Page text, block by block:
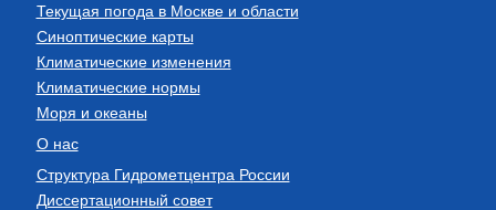
Текущая погода в Москве и области
Синоптические карты
Климатические изменения
Климатические нормы
Моря и океаны
О нас
Структура Гидрометцентра России
Диссертационный совет